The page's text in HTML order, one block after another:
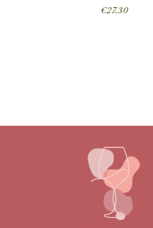
€27.30